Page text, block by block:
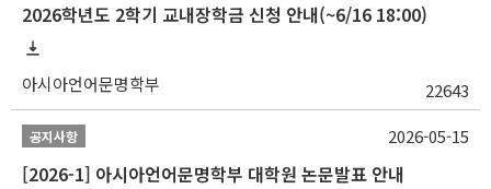
2026학년도 2학기 교내장학금 신청 안내(~6/16 18:00)
아시아언어문명학부 22643
공지사항
[2026-1] 아시아언어문명학부 대학원 논문발표 안내
2026-05-15